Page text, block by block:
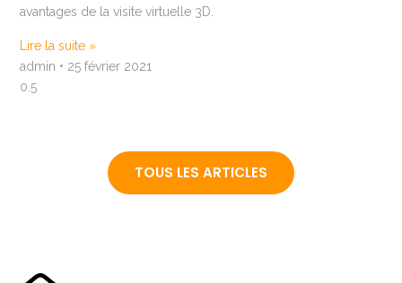
avantages de la visite virtuelle 3D.
Lire la suite »
admin
25 février 2021
TOUS LES ARTICLES